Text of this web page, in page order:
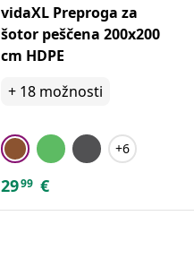
vidaXL Preproga za
šotor peščena 200x200
cm HDPE
+ 18 možnosti
+6
2999 €